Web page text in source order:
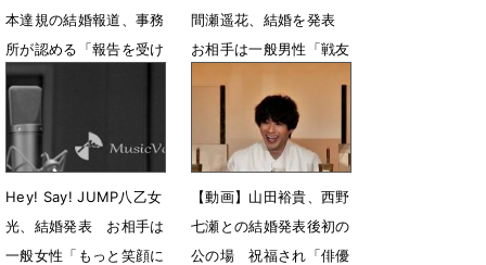
本達規の結婚報道、事務
所が認める「報告を受け
ている」
間瀬遥花、結婚を発表
お相手は一般男性「戦友
のような存在」
10月23日 14時27分
Hey! Say! JUMP八乙女
光、結婚発表 お相手は
一般女性「もっと笑顔に
【動画】山田裕貴、西野
七瀬との結婚発表後初の
公の場 祝福され「俳優